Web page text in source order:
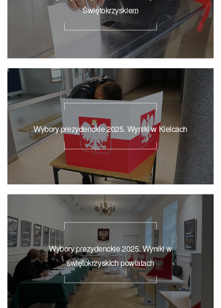
Świętokrzyskiem
Wybory prezydenckie 2025. Wyniki w Kielcach
Wybory prezydenckie 2025. Wyniki w
świętokrzyskich powiatach